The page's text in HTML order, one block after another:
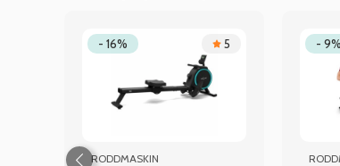
- 16% 5
RODDMASKIN
- 9%